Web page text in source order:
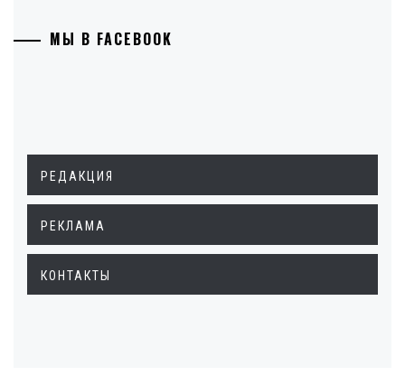
МЫ В FACEBOOK
РЕДАКЦИЯ
РЕКЛАМА
КОНТАКТЫ